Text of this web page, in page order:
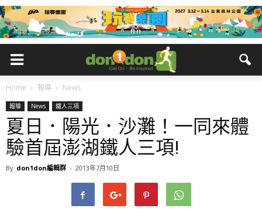
Home 報導 News
報導 News 鐵人三項
夏日．陽光．沙灘！一同來體
驗首屆澎湖鐵人三項!
By don1don編輯群 - 2013年7月10日